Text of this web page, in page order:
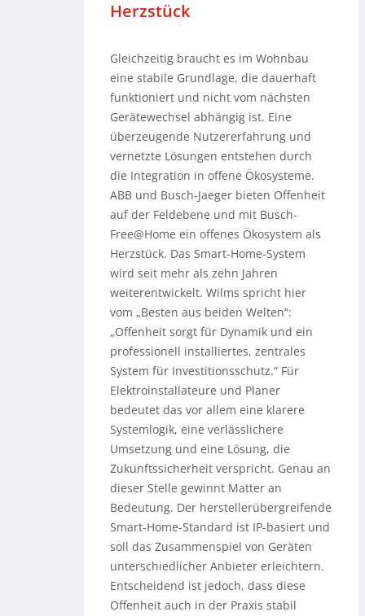
Herzstück
Gleichzeitig braucht es im Wohnbau
eine stabile Grundlage, die dauerhaft
funktioniert und nicht vom nächsten
Gerätewechsel abhängig ist. Eine
überzeugende Nutzererfahrung und
vernetzte Lösungen entstehen durch
die Integration in offene Ökosysteme.
ABB und Busch-Jaeger bieten Offenheit
auf der Feldebene und mit Busch-
Free@Home ein offenes Ökosystem als
Herzstück. Das Smart-Home-System
wird seit mehr als zehn Jahren
weiterentwickelt. Wilms spricht hier
vom „Besten aus beiden Welten“:
„Offenheit sorgt für Dynamik und ein
professionell installiertes, zentrales
System für Investitionsschutz.“ Für
Elektroinstallateure und Planer
bedeutet das vor allem eine klarere
Systemlogik, eine verlässlichere
Umsetzung und eine Lösung, die
Zukunftssicherheit verspricht. Genau an
dieser Stelle gewinnt Matter an
Bedeutung. Der herstellerübergreifende
Smart-Home-Standard ist IP-basiert und
soll das Zusammenspiel von Geräten
unterschiedlicher Anbieter erleichtern.
Entscheidend ist jedoch, dass diese
Offenheit auch in der Praxis stabil